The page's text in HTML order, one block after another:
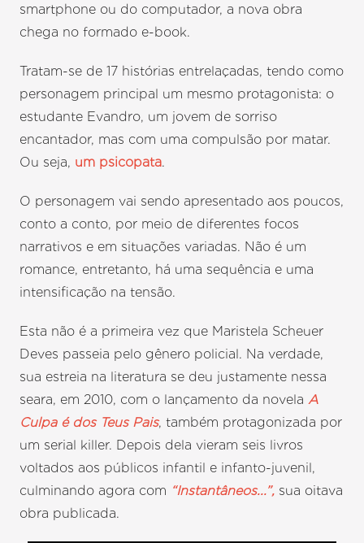
smartphone ou do computador, a nova obra
chega no formado e-book.
Tratam-se de 17 histórias entrelaçadas, tendo como
personagem principal um mesmo protagonista: o
estudante Evandro, um jovem de sorriso
encantador, mas com uma compulsão por matar.
Ou seja, um psicopata.
O personagem vai sendo apresentado aos poucos,
conto a conto, por meio de diferentes focos
narrativos e em situações variadas. Não é um
romance, entretanto, há uma sequência e uma
intensificação na tensão.
Esta não é a primeira vez que Maristela Scheuer
Deves passeia pelo gênero policial. Na verdade,
sua estreia na literatura se deu justamente nessa
seara, em 2010, com o lançamento da novela A
Culpa é dos Teus Pais, também protagonizada por
um serial killer. Depois dela vieram seis livros
voltados aos públicos infantil e infanto-juvenil,
culminando agora com “Instantâneos...”, sua oitava
obra publicada.